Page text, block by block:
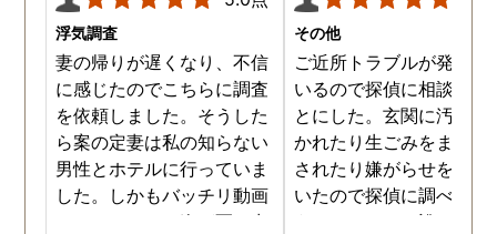
で色々冷静にこれまでの
とも見直す事ができ、契
を結んだ時に期待してい
以上のものを得られまし
た。 本当にありがとう
いました。 急なお願い
対応してくださったりし
調査員の皆様にも感謝で
浮気調査
妻の帰りが遅くなり、不信
に感じたのでこちらに調査
を依頼しました。そうした
ら案の定妻は私の知らない
男性とホテルに行っていま
した。しかもバッチリ動画
でキスしている姿が写し出
その他
ご近所トラブルが発生し
いるので探偵に相談する
とにした。玄関に汚物を
かれたり生ごみをまき散
されたり嫌がらせを受け
いたので探偵に調べても
うことにした。誰がやっ